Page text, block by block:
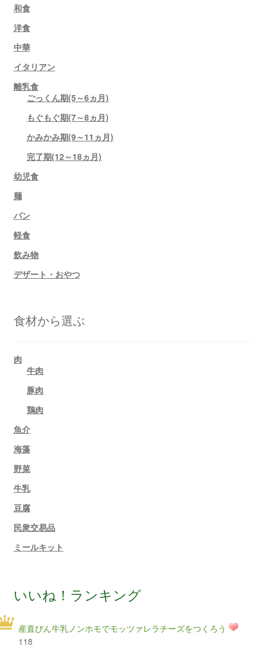
和食
洋食
中華
イタリアン
離乳食
ごっくん期(5～6ヵ月)
もぐもぐ期(7～8ヵ月)
かみかみ期(9～11ヵ月)
完了期(12～18ヵ月)
幼児食
麺
パン
軽食
飲み物
デザート・おやつ
食材から選ぶ
肉
牛肉
豚肉
鶏肉
魚介
海藻
野菜
牛乳
豆腐
民衆交易品
ミールキット
いいね！ランキング
産直びん牛乳ノンホモでモッツァレラチーズをつくろう
118